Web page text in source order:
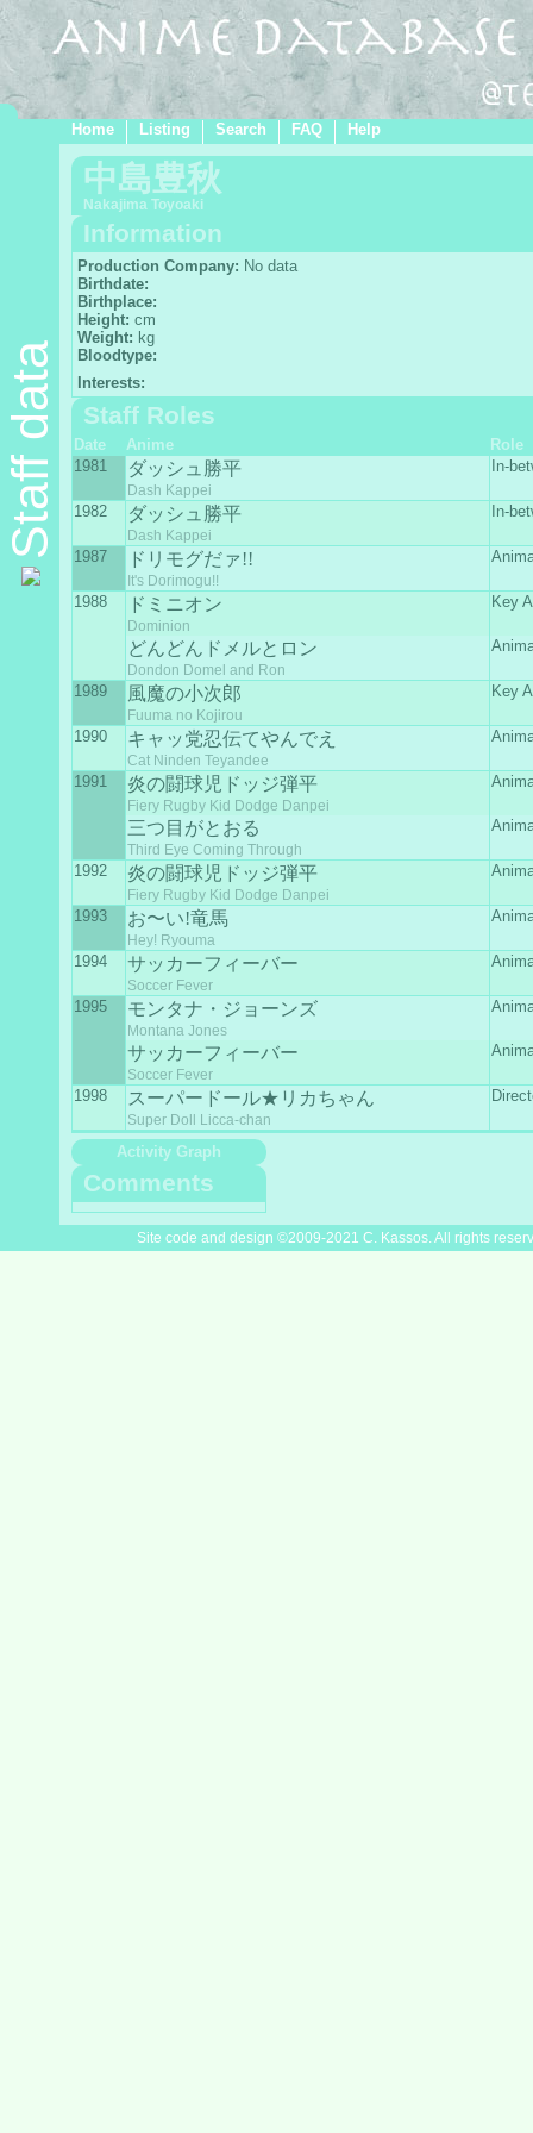
Home Listing Search FAQ Help
Staff data
中島豊秋
Nakajima Toyoaki
Information
Production Company: No data
Birthdate:
Birthplace:
Height: cm
Weight: kg
Bloodtype:
Interests:
Staff Roles
Date Anime
Role
1981
ダッシュ勝平
Dash Kappei
In-
1982 ダッシュ勝平
Dash Kappei
In-
1987 ドリモグだァ!!
It's Dorimogu!!
1988 ドミニオン
Dominion
Key
どんどんドメルとロン
Dondon Domel and Ron
1989 風魔の小次郎
Fuuma no Kojirou
Key
1990 キャッ党忍伝てやんでえ
Cat Ninden Teyandee
1991 炎の闘球児ドッジ弾平
Fiery Rugby Kid Dodge Danpei
三つ目がとおる
Third Eye Coming Through
1992 炎の闘球児ドッジ弾平
Fiery Rugby Kid Dodge Danpei
1993 お〜い!竜馬
Hey! Ryouma
1994 サッカーフィーバー
Soccer Fever
1995 モンタナ・ジョーンズ
Montana Jones
サッカーフィーバー
Soccer Fever
1998 スーパードール★リカちゃん
Super Doll Licca-chan
Activity Graph
Comments
Site code and design ©2009-2021 C. Kassos. All rights